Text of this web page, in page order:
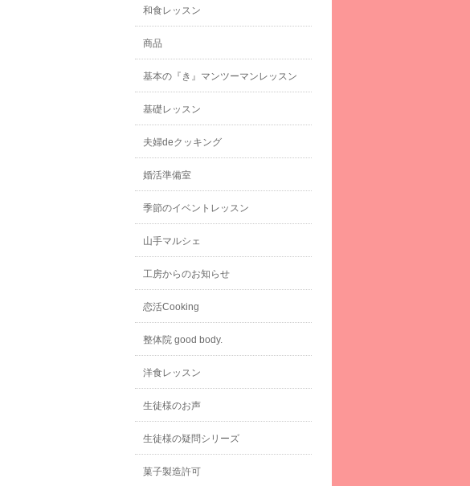
和食レッスン
商品
基本の『き』マンツーマンレッスン
基礎レッスン
夫婦deクッキング
婚活準備室
季節のイベントレッスン
山手マルシェ
工房からのお知らせ
恋活Cooking
整体院 good body.
洋食レッスン
生徒様のお声
生徒様の疑問シリーズ
菓子製造許可